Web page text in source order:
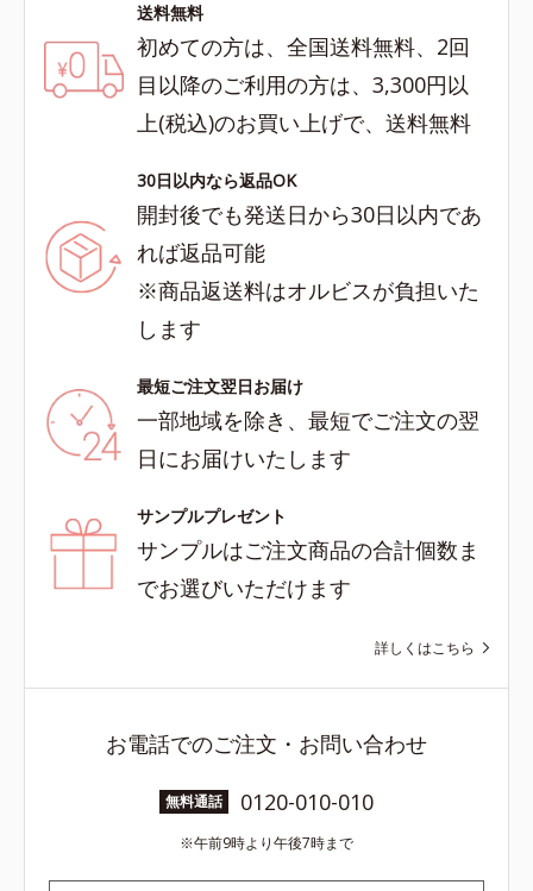
送料無料
初めての方は、全国送料無料、2回
目以降のご利用の方は、3,300円以
上(税込)のお買い上げで、送料無料
30日以内なら返品OK
開封後でも発送日から30日以内であ
れば返品可能
※商品返送料はオルビスが負担いた
します
最短ご注文翌日お届け
一部地域を除き、最短でご注文の翌
日にお届けいたします
サンプルプレゼント
サンプルはご注文商品の合計個数ま
でお選びいただけます
詳しくはこちら
お電話でのご注文・お問い合わせ
無料通話 0120-010-010
午前9時より午後7時まで